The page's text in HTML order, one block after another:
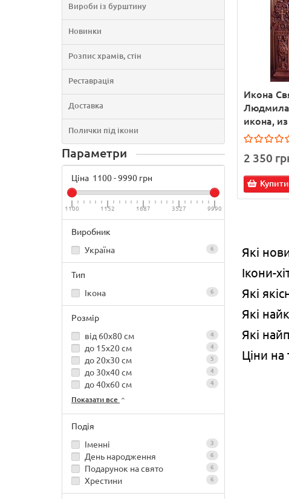
Вироби із бурштину
Новинки
Розпис храмів, стін
Реставрація
Доставка
Полички під ікони
Параметри
Ціна 1100-9990 грн
1100 1152 1687 3527 9990
Виробник
Україна
6
Тип
Ікона
6
Розмір
від 60х80 см
4
до 15х20 см 4
до 20х30 см 5
до 30х40 см 4
до 40х60 см 4
Показати все
Подія
Іменні
3
День народження 6
Подарунок на свято 6
Хрестини 6
Икона
Людмила
икона,
2 350
Купити
Які
Ікони-
Які
Які
Які
Ціни на